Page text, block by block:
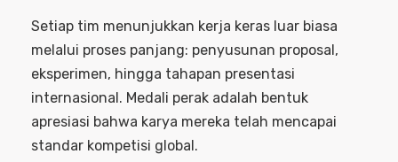
Setiap tim menunjukkan kerja keras luar biasa
melalui proses panjang: penyusunan proposal,
eksperimen, hingga tahapan presentasi
internasional. Medali perak adalah bentuk
apresiasi bahwa karya mereka telah mencapai
standar kompetisi global.